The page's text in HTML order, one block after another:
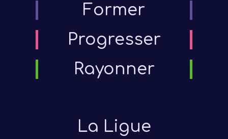
Former
Progresser
Rayonner
La Ligue